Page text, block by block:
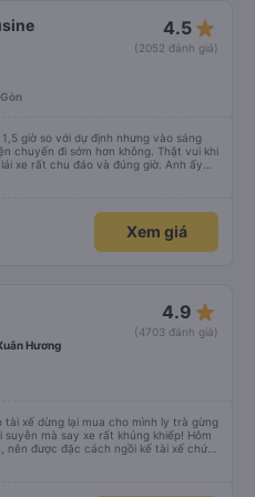
4.5 star_rate
(2052 đánh giá)
giờ so với dự định nhưng vào sáng
chuyến đi sớm hơn không. Thật vui khi
xe rất chu đáo và đúng giờ. Anh ấy
chúng tôi hiểu nhau rất nhiều nhờ
người tại điểm đến vì tất cả chúng tôi
chung, đó là một trải nghiệm rất thú vị
Xem giá
4.9 star_rate
(4703 đánh giá)
Hương
xế dừng lại mua cho mình ly trà gừng
mà say xe rất khủng khiếp! Hôm
nên được đặc cách ngồi kế tài xế chứ
chỗ cho mình ngồi còn anh Khải